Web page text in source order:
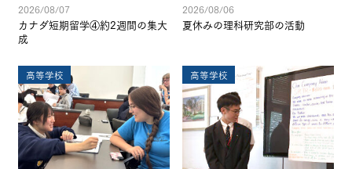
2026/08/07
カナダ短期留学④約2週間の集大
成
2026/08/06
夏休みの理科研究部の活動
高等学校 高等学校